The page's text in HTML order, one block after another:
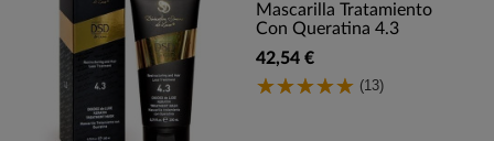
Mascarilla Tratamiento
Con Queratina 4.3
42,54 €
(13)